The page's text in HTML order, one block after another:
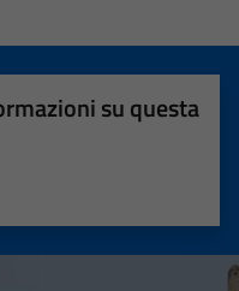
su questa
5